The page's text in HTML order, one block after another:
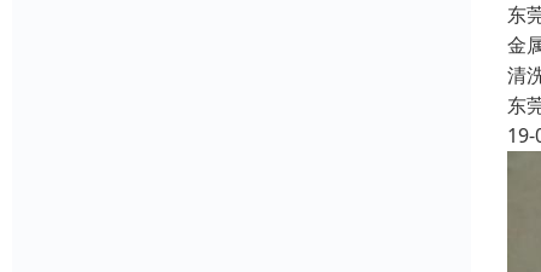
东
金
清
东
19-